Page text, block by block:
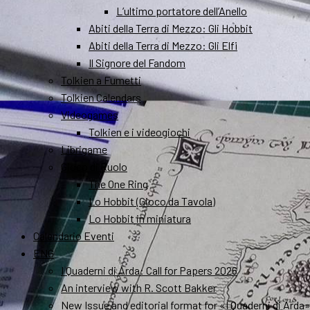
L’ultimo portatore dell’Anello
Abiti della Terra di Mezzo: Gli Hobbit
Abiti della Terra di Mezzo: Gli Elfi
Il Signore del Fandom
Tolkien a Fumetti
Tolkien Calendars
Videogames
Tolkien e i videogiochi
Librigame
Gioco di Ruolo
The One Ring
Lo Hobbit (Gioco da Tavola)
Lo Hobbit in miniatura
Calendario Eventi
ENG
I Quaderni di Arda: Call for Papers 2026
An interview with R. Scott Bakker
New Issue and editorial format for «I Quaderni di Arda»